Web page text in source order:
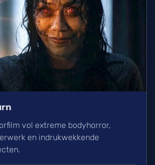
vol extreme bodyhorror,
en indrukwekkende